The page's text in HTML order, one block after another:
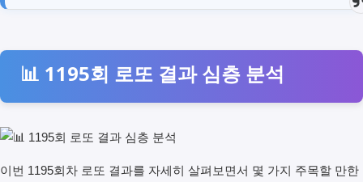
📊 1195회 로또 결과 심층 분석
이번 1195회차 로또 결과를 자세히 살펴보면서 몇 가지 주목할 만한